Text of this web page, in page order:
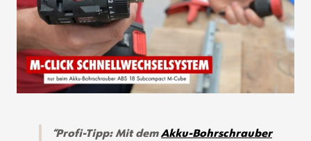
Profi-Tipp: Mit demAkku-Bohrschrauber